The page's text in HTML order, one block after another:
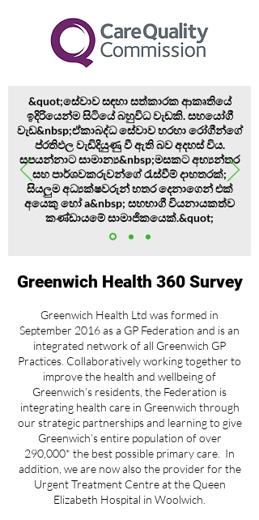
&quot;සේවාව සඳහා සත්කාරක ආකෘතියේ
ඉදිරියෙන්ම සිටියේ බහුවිධ වැඩකි. සහයෝගී
වැඩ&nbsp;ඒකාබද්ධ සේවාව හරහා රෝගීන්ගේ
ප්රතිඵල වැඩිදියුණු වී ඇති බව අදහස් විය.
සපයන්නාට සාමාන්‍ය&nbsp;මසකට අභ්‍යන්තර
සහ පාර්ශවකරුවන්ගේ රැස්වීම් දාහතරක්;
සියලුම අධ්‍යක්ෂවරුන් හතර දෙනාගෙන් එක්
අයෙකු හෝ a&nbsp; සහභාගී වියනායකත්ව
කණ්ඩායමේ සාමාජිකයෙක්.&quot;
Greenwich Health 360 Survey
Greenwich Health Ltd was formed in
September 2016 as a GP Federation and is an
integrated network of all Greenwich GP
Practices. Collaboratively working together to
improve the health and wellbeing of
Greenwich’s residents, the Federation is
integrating health care in Greenwich through
our strategic partnerships and learning to give
Greenwich’s entire population of over
290,000* the best possible primary care. In
addition, we are now also the provider for the
Urgent Treatment Centre at the Queen
Elizabeth Hospital in Woolwich.